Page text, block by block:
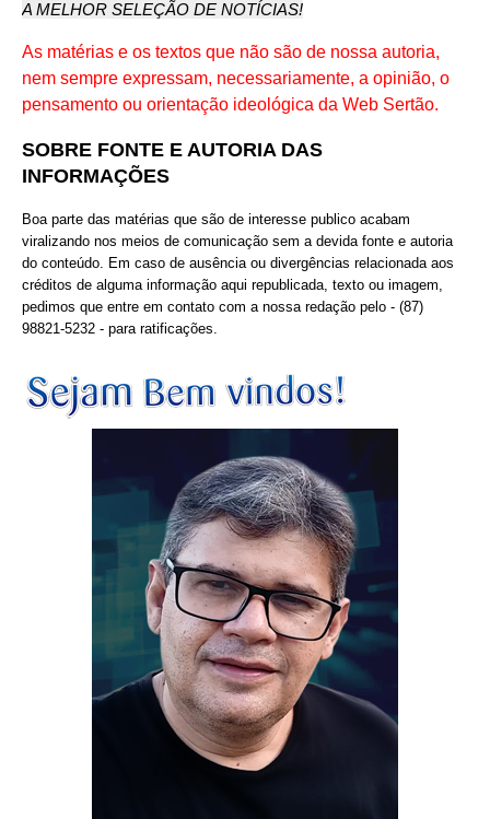
A MELHOR SELEÇÃO DE NOTÍCIAS!
As matérias e os textos que não são de nossa autoria,
nem sempre expressam, necessariamente, a opinião, o
pensamento ou orientação ideológica da Web Sertão.
SOBRE FONTE E AUTORIA DAS
INFORMAÇÕES
Boa parte das matérias que são de interesse publico acabam
viralizando nos meios de comunicação sem a devida fonte e autoria
do conteúdo. Em caso de ausência ou divergências relacionada aos
créditos de alguma informação aqui republicada, texto ou imagem,
pedimos que entre em contato com a nossa redação pelo - (87)
98821-5232 - para ratificações.